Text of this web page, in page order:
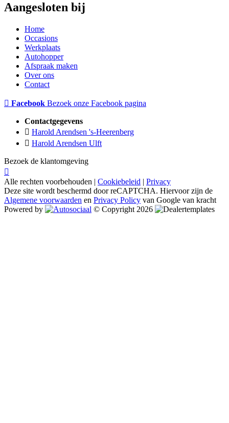
Aangesloten bij
Home
Occasions
Werkplaats
Autohopper
Afspraak maken
Over ons
Contact
Facebook Bezoek onze Facebook pagina
Contactgegevens
Harold Arendsen 's-Heerenberg
Harold Arendsen Ulft
Bezoek de klantomgeving
Alle rechten voorbehouden | Cookiebeleid | Privacy
Deze site wordt beschermd door reCAPTCHA. Hiervoor zijn de
Algemene voorwaarden en Privacy Policy van Google van kracht
Powered by
© Copyright 2026